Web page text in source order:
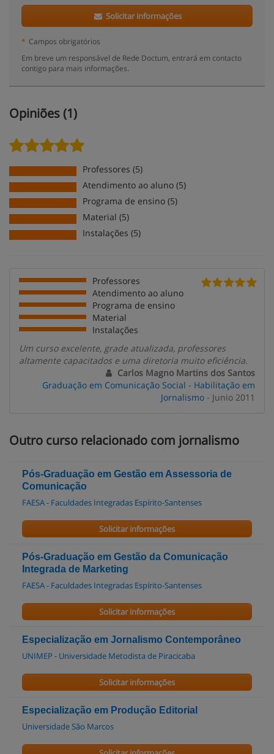
Solicitar informações
* Campos obrigatórios
Em breve um responsável de Rede Doctum, entrará em contacto
contigo para mais informações.
Opiniões (1)
Professores (5)
Atendimento ao aluno (5)
Programa de ensino (5)
Material (5)
Instalações (5)
Professores
Atendimento ao aluno
Programa de ensino
Material
Instalações
Um curso excelente, grade atualizada, professores
altamente capacitados e uma diretoria muito eficiência.
Carlos Magno Martins dos Santos
Graduação em Comunicação Social - Habilitação em
Jornalismo - Junio 2011
Outro curso relacionado com jornalismo
Pós-Graduação em Gestão em Assessoria de
Comunicação
FAESA - Faculdades Integradas Espírito-Santenses
Solicitar informações
Pós-Graduação em Gestão da Comunicação
Integrada de Marketing
FAESA - Faculdades Integradas Espírito-Santenses
Solicitar informações
Especialização em Jornalismo Contemporâneo
UNIMEP - Universidade Metodista de Piracicaba
Solicitar informações
Especialização em Produção Editorial
Universidade São Marcos